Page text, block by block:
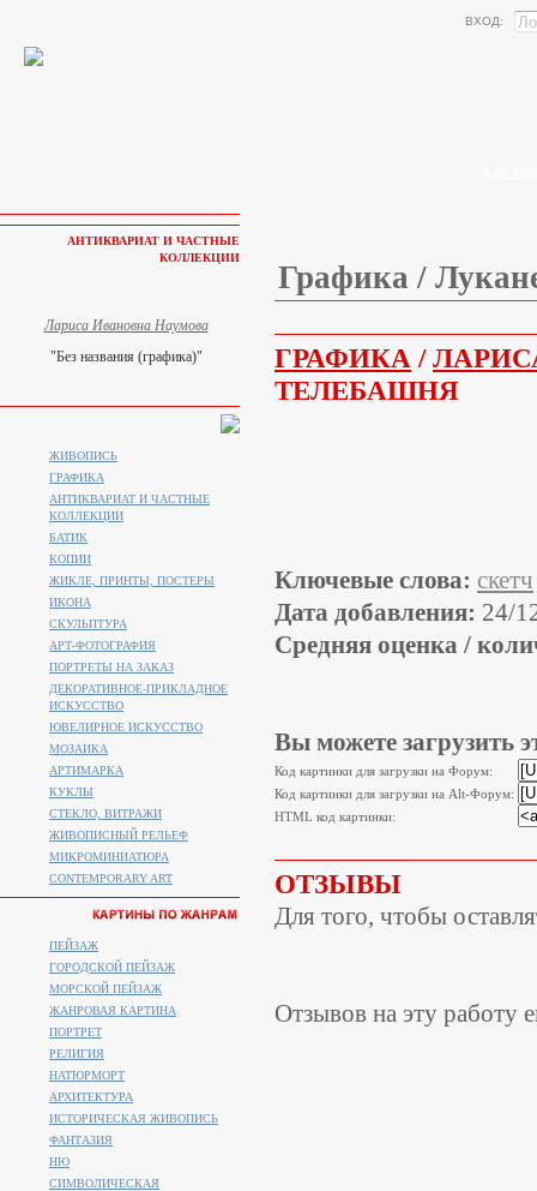
ВХОД:
Графика /
ГРАФИКА /
ТЕЛЕБАШНЯ
Ключевые слова: скетч
Дата добавления: 24/
Средняя оценка /
Вы можете загрузить
Код картинки для загрузки на Форум:
Код картинки для загрузки на Alt-Форум:
HTML код картинки:
ОТЗЫВЫ
Для того, чтобы
Отзывов на эту работу
АНТИКВАРИАТ И ЧАСТНЫЕ
КОЛЛЕКЦИИ
Лариса Ивановна Наумова
"Без названия (графика)"
ЖИВОПИСЬ
ГРАФИКА
АНТИКВАРИАТ И ЧАСТНЫЕ
КОЛЛЕКЦИИ
БАТИК
КОПИИ
ЖИКЛЕ, ПРИНТЫ, ПОСТЕРЫ
ИКОНА
СКУЛЬПТУРА
АРТ-ФОТОГРАФИЯ
ПОРТРЕТЫ НА ЗАКАЗ
ДЕКОРАТИВНОЕ-ПРИКЛАДНОЕ
ИСКУССТВО
ЮВЕЛИРНОЕ ИСКУССТВО
МОЗАИКА
АРТИМАРКА
КУКЛЫ
СТЕКЛО, ВИТРАЖИ
ЖИВОПИСНЫЙ РЕЛЬЕФ
МИКРОМИНИАТЮРА
CONTEMPORARY ART
ПЕЙЗАЖ
ГОРОДСКОЙ ПЕЙЗАЖ
МОРСКОЙ ПЕЙЗАЖ
ЖАНРОВАЯ КАРТИНА
ПОРТРЕТ
РЕЛИГИЯ
НАТЮРМОРТ
АРХИТЕКТУРА
ИСТОРИЧЕСКАЯ ЖИВОПИСЬ
ФАНТАЗИЯ
НЮ
СИМВОЛИЧЕСКАЯ